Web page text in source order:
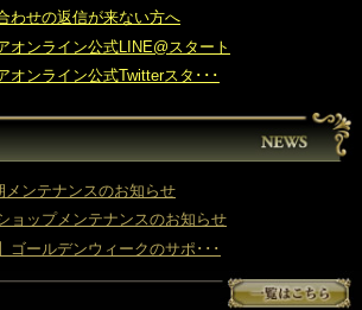
合わせの返信が来ない方へ
、au、Softbankの新料金プラ･･･
ージボード悪用によるペナル･･･
費税法に伴う変更について
合わせの返信が来ない方へ
アオンライン公式LINE@スタート
アオンライン公式Twitterスタ･･･